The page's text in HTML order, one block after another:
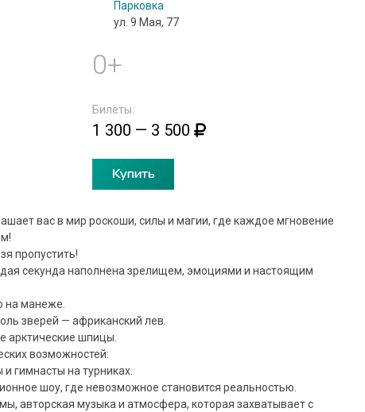
Парковка
ул. 9 Мая, 77
0+
Билеты:
1 300 — 3 500
Купить
вас в мир роскоши, силы и магии, где каждое мгновение
пропустить!
секунда наполнена зрелищем, эмоциями и настоящим
на манеже.
зверей — африканский лев.
арктические шпицы.
возможностей:
гимнасты на турниках.
шоу, где невозможное становится реальностью.
авторская музыка и атмосфера, которая захватывает с